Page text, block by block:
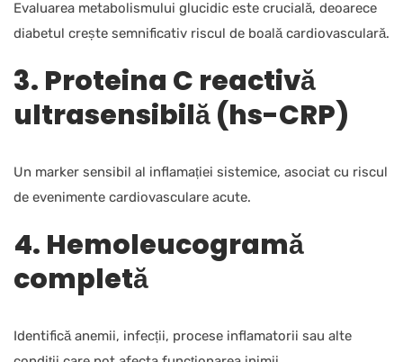
Evaluarea metabolismului glucidic este crucială, deoarece
diabetul crește semnificativ riscul de boală cardiovasculară.
3. Proteina C reactivă
ultrasensibilă (hs-CRP)
Un marker sensibil al inflamației sistemice, asociat cu riscul
de evenimente cardiovasculare acute.
4. Hemoleucogramă
completă
Identifică anemii, infecții, procese inflamatorii sau alte